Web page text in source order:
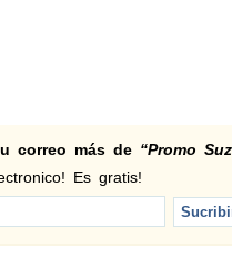
correo más de “Promo
Es gratis!